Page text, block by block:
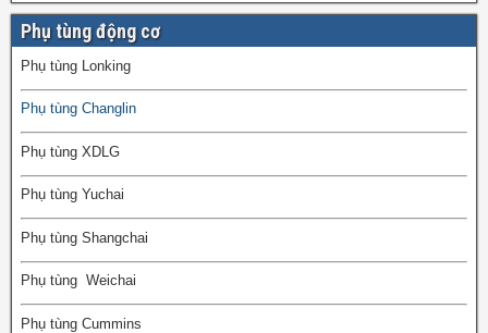
Phụ tùng động cơ
Phụ tùng Lonking
Phụ tùng Changlin
Phụ tùng XDLG
Phụ tùng Yuchai
Phụ tùng Shangchai
Phụ tùng Weichai
Phụ tùng Cummins